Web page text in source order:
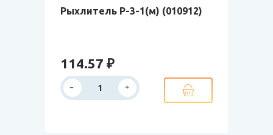
Рыхлитель Р-3-1(м) (010912)
114.57 ₽